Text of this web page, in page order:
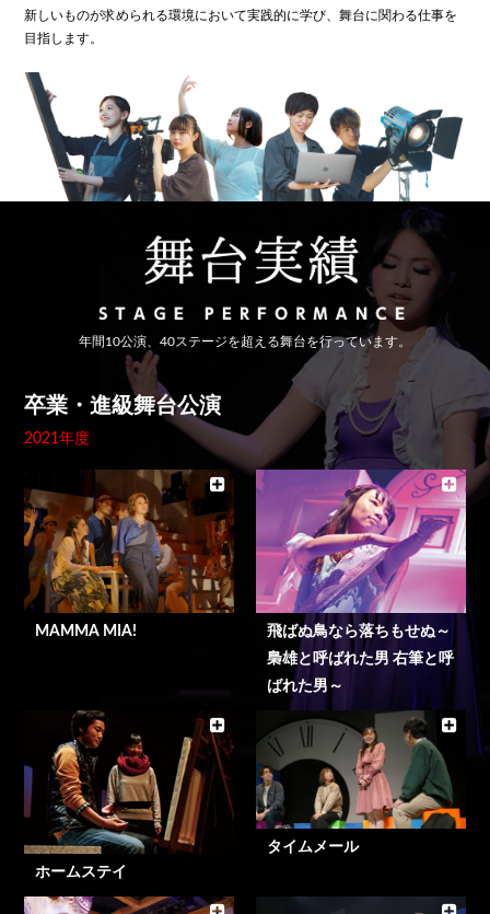
新しいものが求められる環境において実践的に学び、舞台に関わる仕事を
目指します。
年間10公演、40ステージを超える舞台を行っています。
卒業・進級舞台公演
2021年度
MAMMA MIA!
飛ばぬ鳥なら落ちもせぬ～
梟雄と呼ばれた男 右筆と呼
ばれた男～
ホームステイ
タイムメール